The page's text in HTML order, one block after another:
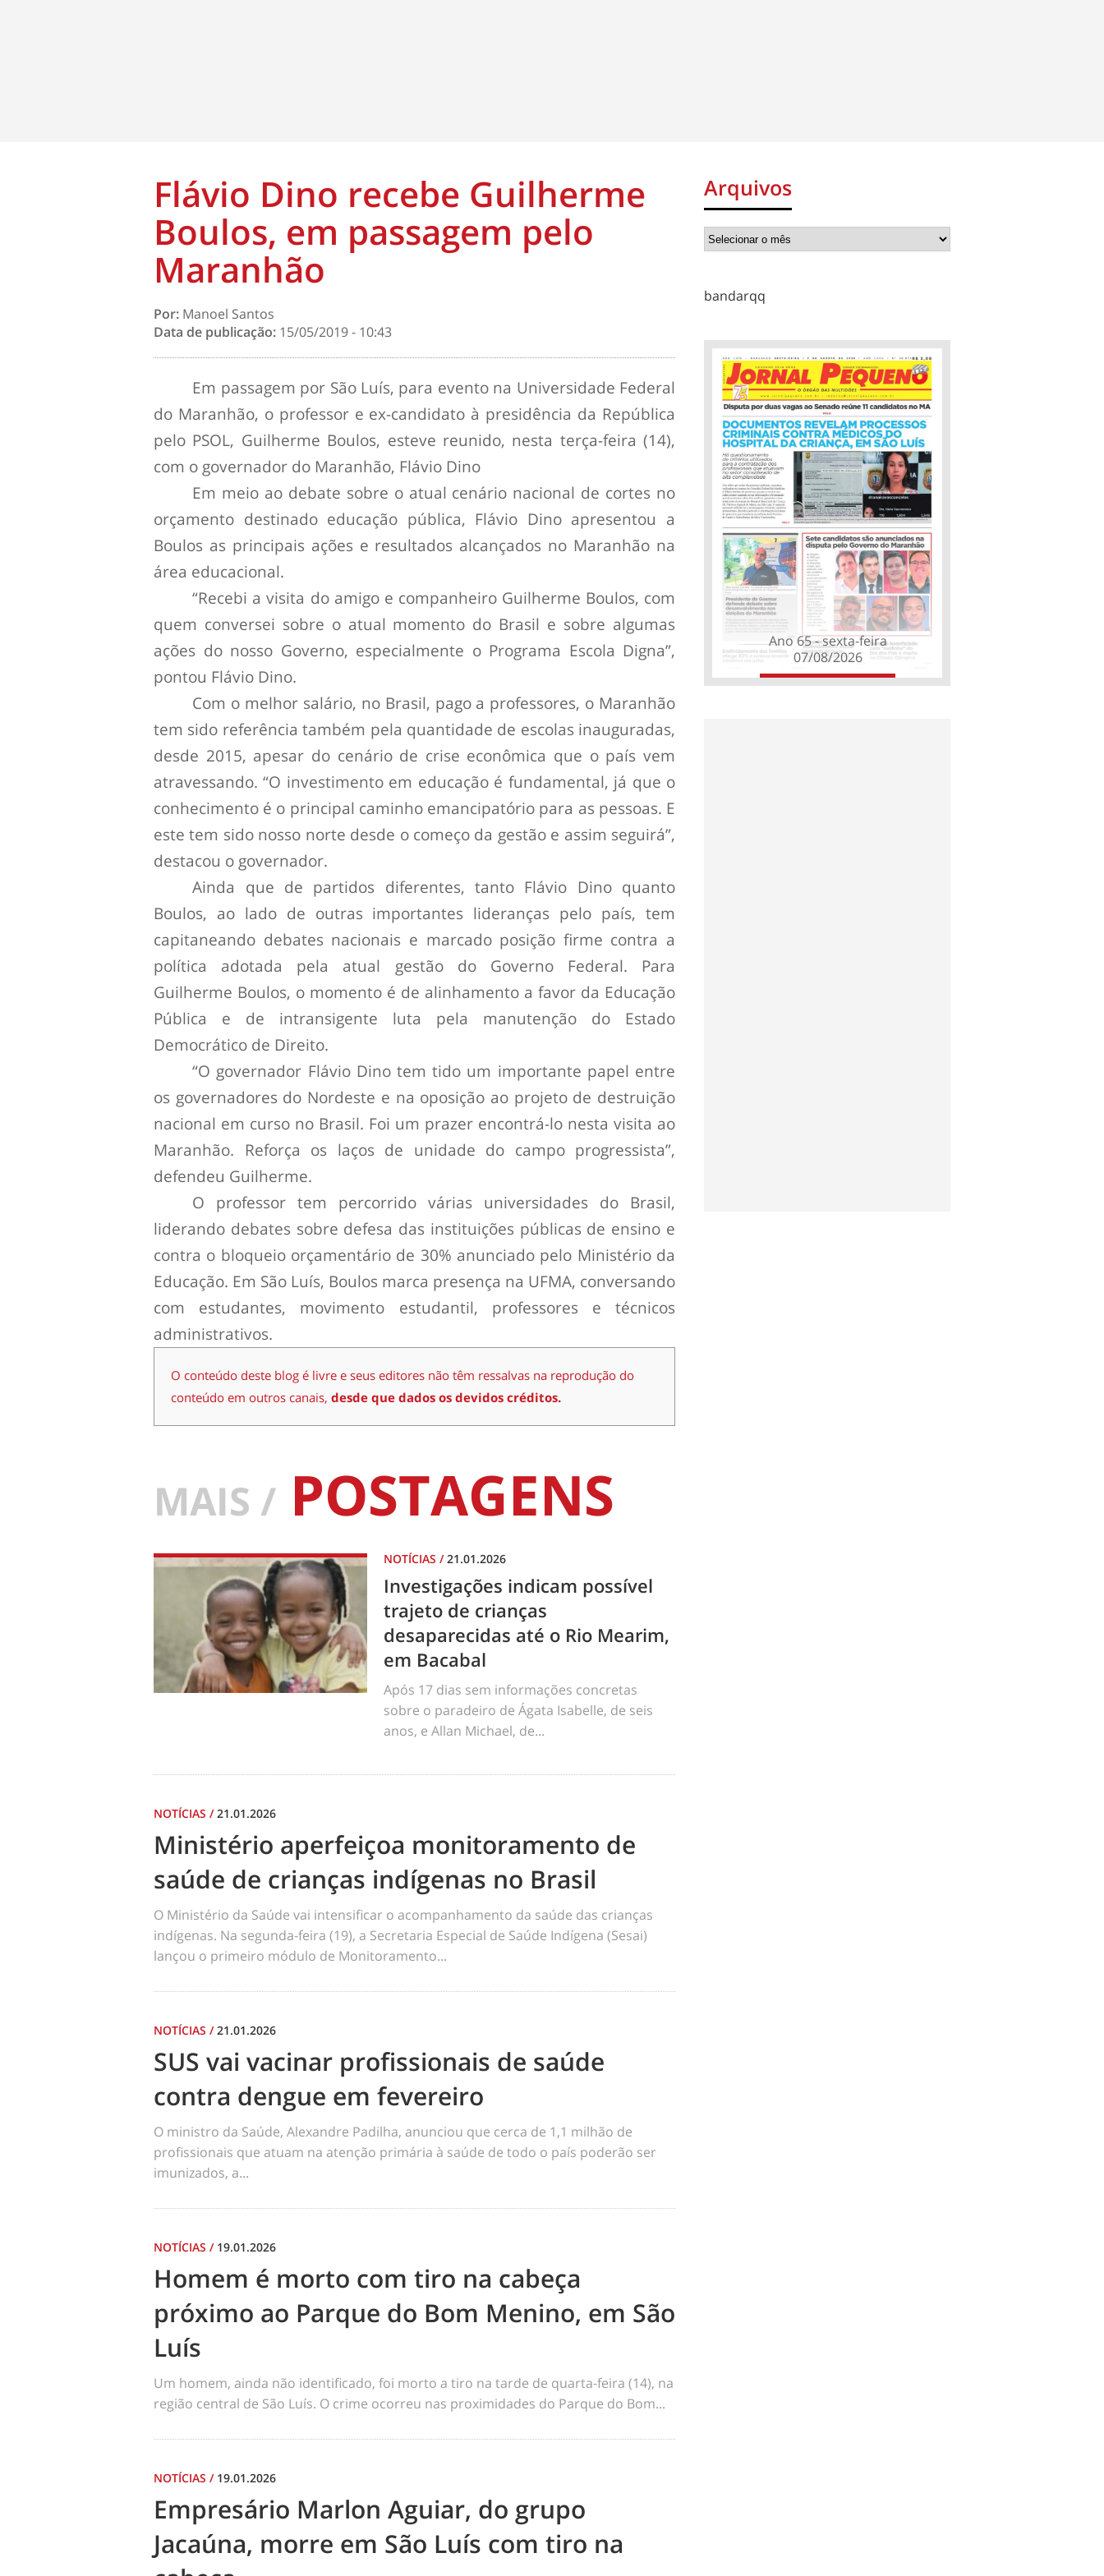
Flávio Dino recebe Guilherme
Boulos, em passagem pelo
Maranhão
Por: Manoel Santos
Data de publicação: 15/05/2019 - 10:43
Em passagem por São Luís, para evento na Universidade Federal
do Maranhão, o professor e ex-candidato à presidência da República
pelo PSOL, Guilherme Boulos, esteve reunido, nesta terça-feira (14),
com o governador do Maranhão, Flávio Dino
Em meio ao debate sobre o atual cenário nacional de cortes no
orçamento destinado educação pública, Flávio Dino apresentou a
Boulos as principais ações e resultados alcançados no Maranhão na
área educacional.
“Recebi a visita do amigo e companheiro Guilherme Boulos, com
quem conversei sobre o atual momento do Brasil e sobre algumas
ações do nosso Governo, especialmente o Programa Escola Digna”,
pontou Flávio Dino.
Com o melhor salário, no Brasil, pago a professores, o Maranhão
tem sido referência também pela quantidade de escolas inauguradas,
desde 2015, apesar do cenário de crise econômica que o país vem
atravessando. “O investimento em educação é fundamental, já que o
conhecimento é o principal caminho emancipatório para as pessoas. E
este tem sido nosso norte desde o começo da gestão e assim seguirá”,
destacou o governador.
Ainda que de partidos diferentes, tanto Flávio Dino quanto
Boulos, ao lado de outras importantes lideranças pelo país, tem
capitaneando debates nacionais e marcado posição firme contra a
política adotada pela atual gestão do Governo Federal. Para
Guilherme Boulos, o momento é de alinhamento a favor da Educação
Pública e de intransigente luta pela manutenção do Estado
Democrático de Direito.
“O governador Flávio Dino tem tido um importante papel entre
os governadores do Nordeste e na oposição ao projeto de destruição
nacional em curso no Brasil. Foi um prazer encontrá-lo nesta visita ao
Maranhão. Reforça os laços de unidade do campo progressista”,
defendeu Guilherme.
O professor tem percorrido várias universidades do Brasil,
liderando debates sobre defesa das instituições públicas de ensino e
contra o bloqueio orçamentário de 30% anunciado pelo Ministério da
Educação. Em São Luís, Boulos marca presença na UFMA, conversando
com estudantes, movimento estudantil, professores e técnicos
administrativos.
O conteúdo deste blog é livre e seus editores não têm ressalvas na reprodução do
conteúdo em outros canais, desde que dados os devidos créditos.
MAIS / POSTAGENS
NOTÍCIAS /21.01.2026
Investigações indicam possível
trajeto de crianças
desaparecidas até o Rio Mearim,
em Bacabal
Após 17 dias sem informações concretas
sobre o paradeiro de Ágata Isabelle, de seis
anos, e Allan Michael, de...
NOTÍCIAS /21.01.2026
Ministério aperfeiçoa monitoramento de
saúde de crianças indígenas no Brasil
O Ministério da Saúde vai intensificar o acompanhamento da saúde das crianças
indígenas. Na segunda-feira (19), a Secretaria Especial de Saúde Indígena (Sesai)
lançou o primeiro módulo de Monitoramento...
NOTÍCIAS /21.01.2026
SUS vai vacinar profissionais de saúde
contra dengue em fevereiro
O ministro da Saúde, Alexandre Padilha, anunciou que cerca de 1,1 milhão de
profissionais que atuam na atenção primária à saúde de todo o país poderão ser
imunizados, a...
NOTÍCIAS / 19.01.2026
Homem é morto com tiro na cabeça
próximo ao Parque do Bom Menino, em São
Luís
Um homem, ainda não identificado, foi morto a tiro na tarde de quarta-feira (14), na
região central de São Luís. O crime ocorreu nas proximidades do Parque do Bom...
NOTÍCIAS / 19.01.2026
Empresário Marlon Aguiar, do grupo
Jacaúna, morre em São Luís com tiro na
Arquivos
bandarqq
Ano 65 - sexta-feira
07/08/2026